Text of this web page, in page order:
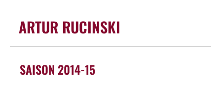
ARTUR RUCINSKI
SAISON 2014-15